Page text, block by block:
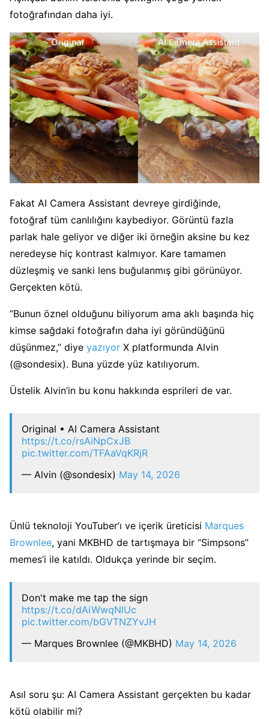
fotoğrafından daha iyi.
Fakat AI Camera Assistant devreye girdiğinde,
fotoğraf tüm canlılığını kaybediyor. Görüntü fazla
parlak hale geliyor ve diğer iki örneğin aksine bu kez
neredeyse hiç kontrast kalmıyor. Kare tamamen
düzleşmiş ve sanki lens buğulanmış gibi görünüyor.
Gerçekten kötü.
“Bunun öznel olduğunu biliyorum ama aklı başında hiç
kimse sağdaki fotoğrafın daha iyi göründüğünü
düşünmez,” diye yazıyor X platformunda Alvin
(@sondesix). Buna yüzde yüz katılıyorum.
Üstelik Alvin’in bu konu hakkında esprileri de var.
Original • AI Camera Assistant
https://t.co/rsAiNpCxJB
pic.twitter.com/TFAaVqKRjR
— Alvin (@sondesix) May 14, 2026
Ünlü teknoloji YouTuber’ı ve içerik üreticisi Marques
Brownlee, yani MKBHD de tartışmaya bir “Simpsons”
memes’i ile katıldı. Oldukça yerinde bir seçim.
Don't make me tap the sign
https://t.co/dAiWwqNlUc
pic.twitter.com/bGVTNZYvJH
— Marques Brownlee (@MKBHD) May 14, 2026
Asıl soru şu: AI Camera Assistant gerçekten bu kadar
kötü olabilir mi?